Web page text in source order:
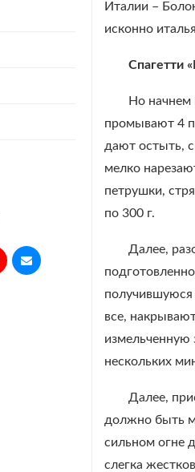
Италии –
исконно
Спагетти
Но начнем
промывают 4
дают остыть,
мелко
петрушки,
по 300 г.
Далее,
получившуюся
все,
измельченную
нескольких
Далее,
должно быть
сильном огне
слегка